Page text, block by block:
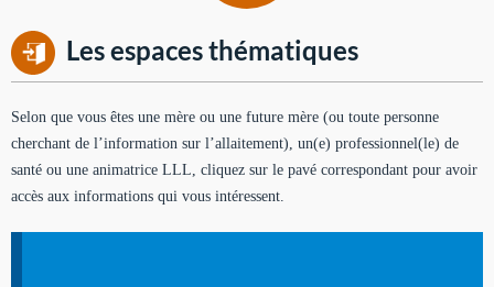
Les espaces thématiques
Selon que vous êtes une mère ou une future mère (ou toute personne
cherchant de l’information sur l’allaitement), un(e) professionnel(le) de
santé ou une animatrice LLL, cliquez sur le pavé correspondant pour avoir
accès aux informations qui vous intéressent.